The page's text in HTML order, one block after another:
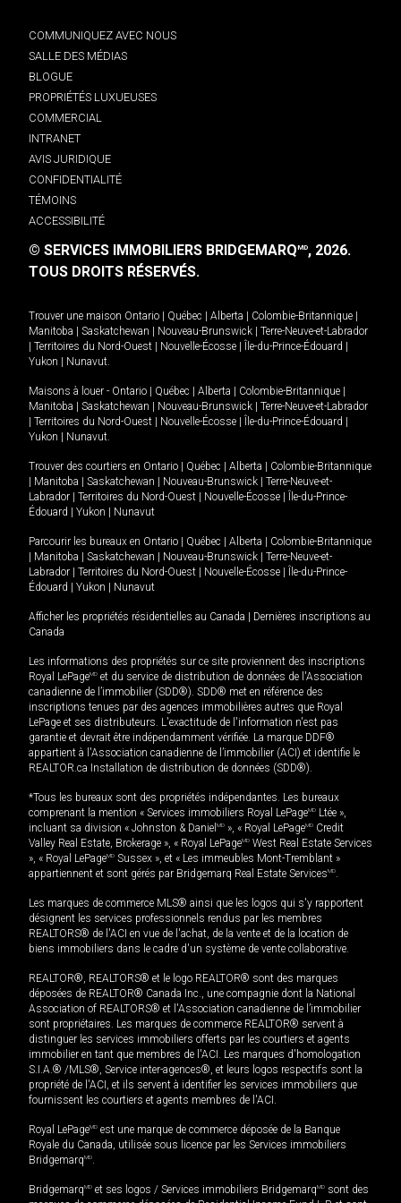
COMMUNIQUEZ AVEC NOUS
SALLE DES MÉDIAS
BLOGUE
PROPRIÉTÉS LUXUEUSES
COMMERCIAL
INTRANET
AVIS JURIDIQUE
CONFIDENTIALITÉ
TÉMOINS
ACCESSIBILITÉ
© SERVICES IMMOBILIERS BRIDGEMARQMD, 2026.
TOUS DROITS RÉSERVÉS.
Trouver une maison Ontario Québec Alberta Colombie-Britannique
Manitoba
Saskatchewan Nouveau-Brunswick
Terre-Neuve-et-Labrador
Territoires du Nord-Ouest Nouvelle-Écosse Île-du-Prince-Édouard
Yukon
Nunavut.
Maisons à louer - Ontario Québec Alberta Colombie-Britannique
Manitoba
Saskatchewan Nouveau-Brunswick
Terre-Neuve-et-Labrador
Territoires du Nord-Ouest Nouvelle-Écosse Île-du-Prince-Édouard
Yukon
Nunavut.
Trouver des courtiers en Ontario Québec Alberta
Colombie-Britannique
Manitoba Saskatchewan Nouveau-Brunswick
Terre-Neuve-et-
Labrador
Territoires du Nord-Ouest Nouvelle-Écosse
Île-du-Prince-
Édouard
Yukon Nunavut
Parcourir les bureaux en Ontario Québec Alberta
Colombie-Britannique
Manitoba Saskatchewan Nouveau-Brunswick
Terre-Neuve-et-
Labrador
Territoires du Nord-Ouest Nouvelle-Écosse
Île-du-Prince-
Édouard
Yukon Nunavut
Afficher les propriétés résidentielles au Canada
Dernières inscriptions au
Canada
Les informations des propriétés sur ce site proviennent des inscriptions
Royal LePageMD et du service de distribution de données de l'Association
canadienne de l’immobilier (SDD®). SDD® met en référence des
inscriptions tenues par des agences immobilières autres que Royal
LePage et ses distributeurs. L'exactitude de l'information n'est pas
garantie et devrait être indépendamment vérifiée. La marque DDF®
appartient à l'Association canadienne de l’immobilier (ACI) et identifie le
REALTOR.ca Installation de distribution de données (SDD®).
*Tous les bureaux sont des propriétés indépendantes. Les bureaux
comprenant la mention « Services immobiliers Royal LePageMD Ltée »,
incluant sa division « Johnston & Daniel MD », « Royal LePageMD Credit
Valley Real Estate, Brokerage », « Royal LePageMD West Real Estate Services
», « Royal LePageMD Sussex », et « Les immeubles Mont-Tremblant »
appartiennent et sont gérés par Bridgemarq Real Estate ServicesMD.
Les marques de commerce MLS® ainsi que les logos qui s'y rapportent
désignent les services professionnels rendus par les membres
REALTORS® de l'ACI en vue de l'achat, de la vente et de la location de
biens immobiliers dans le cadre d'un système de vente collaborative.
REALTOR®, REALTORS® et le logo REALTOR® sont des marques
déposées de REALTOR® Canada Inc., une compagnie dont la National
Association of REALTORS® et l'Association canadienne de l’immobilier
sont propriétaires. Les marques de commerce REALTOR® servent à
distinguer les services immobiliers offerts par les courtiers et agents
immobilier en tant que membres de l'ACI. Les marques d'homologation
S.I.A.® /MLS®, Service inter-agences®, et leurs logos respectifs sont la
propriété de l'ACI, et ils servent à identifier les services immobiliers que
fournissent les courtiers et agents membres de l'ACI.
Royal LePageMD est une marque de commerce déposée de la Banque
Royale du Canada, utilisée sous licence par les Services immobiliers
BridgemarqMD.
BridgemarqMD et ses logos / Services immobiliers BridgemarqMD sont des